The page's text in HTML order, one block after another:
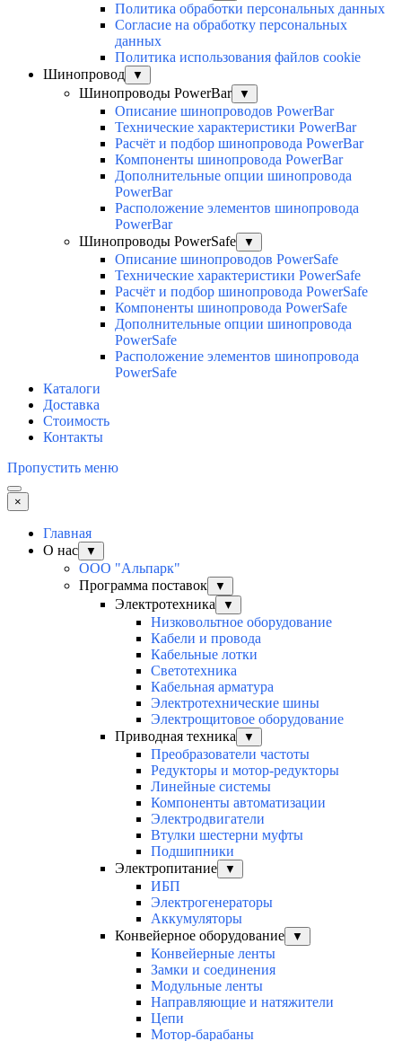
Политика обработки персональных данных
Согласие на обработку персональных
данных
Политика использования файлов cookie
Шинопровод
▼
Шинопроводы PowerBar ▼
Описание шинопроводов PowerBar
Технические характеристики PowerBar
Расчёт и подбор шинопровода PowerBar
Компоненты шинопровода PowerBar
Дополнительные опции шинопровода
PowerBar
Расположение элементов шинопровода
PowerBar
Шинопроводы PowerSafe
▼
Описание шинопроводов PowerSafe
Технические характеристики PowerSafe
Расчёт и подбор шинопровода PowerSafe
Компоненты шинопровода PowerSafe
Дополнительные опции шинопровода
PowerSafe
Расположение элементов шинопровода
PowerSafe
Каталоги
Доставка
Стоимость
Контакты
Пропустить меню
×
Главная
О нас
▼
ООО "Альпарк"
Программа поставок
▼
Электротехника ▼
Низковольтное оборудование
Кабели и провода
Кабельные лотки
Светотехника
Кабельная арматура
Электротехнические шины
Электрощитовое оборудование
Приводная техника
▼
Преобразователи частоты
Редукторы и мотор-редукторы
Линейные системы
Компоненты автоматизации
Электродвигатели
Втулки шестерни муфты
Подшипники
Электропитание
▼
ИБП
Электрогенераторы
Аккумуляторы
Конвейерное оборудование
▼
Конвейерные ленты
Замки и соединения
Модульные ленты
Направляющие и натяжители
Цепи
Мотор-барабаны